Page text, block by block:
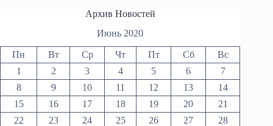
Архив Новостей
Июнь 2020
Пн Вт Ср Чт Пт Сб
Вс
1
2 3 4 5 6
7
8
9 10 11 12 13
14
15
16 17 18 19 20
21
22
23 24 25 26 27
28